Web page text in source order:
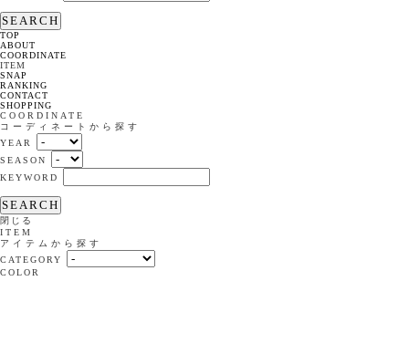
SEARCH
TOP
ABOUT
COORDINATE
ITEM
SNAP
RANKING
CONTACT
SHOPPING
COORDINATE
コーディネートから探す
YEAR
SEASON
KEYWORD
SEARCH
閉じる
ITEM
アイテムから探す
CATEGORY
COLOR